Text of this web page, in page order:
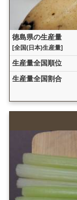
徳島県の生産量
[全国(日本)生産量]
生産量全国順位
生産量全国割合